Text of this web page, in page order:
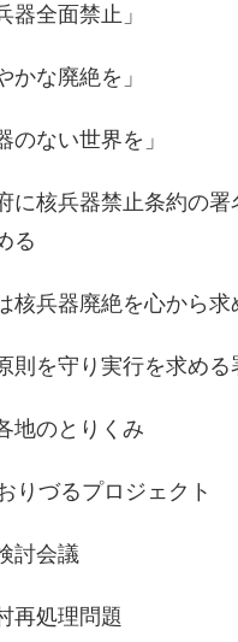
全面禁止」
かな廃絶を」
のない世界を」
に核兵器禁止条約の署
る
核兵器廃絶を心から求
則を守り実行を求める
のとりくみ
りづるプロジェクト
討会議
再処理問題